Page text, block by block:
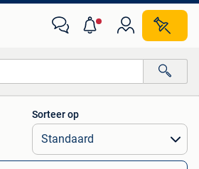
Alle afstanden…
Sorteer op